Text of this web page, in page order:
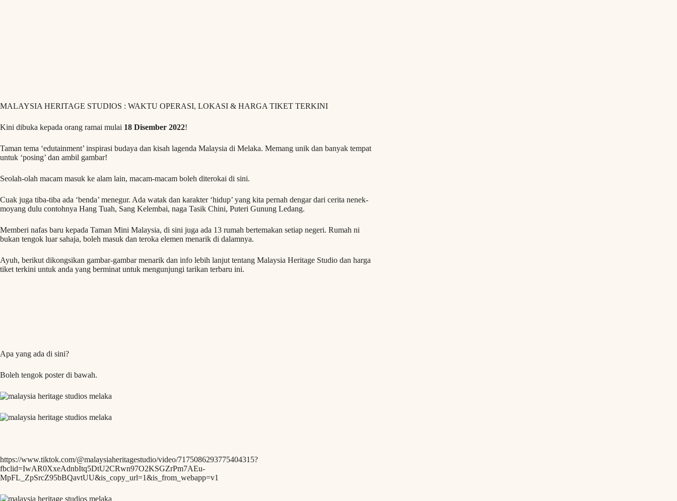
MALAYSIA HERITAGE STUDIOS : WAKTU OPERASI, LOKASI & HARGA TIKET TERKINI
Kini dibuka kepada orang ramai mulai 18 Disember 2022!
Taman tema ‘edutainment’ inspirasi budaya dan kisah lagenda Malaysia di Melaka. Memang unik dan banyak tempat
untuk ‘posing’ dan ambil gambar!
Seolah-olah macam masuk ke alam lain, macam-macam boleh diterokai di sini.
Cuak juga tiba-tiba ada ‘benda’ menegur. Ada watak dan karakter ‘hidup’ yang kita pernah dengar dari cerita nenek-
moyang dulu contohnya Hang Tuah, Sang Kelembai, naga Tasik Chini, Puteri Gunung Ledang.
Memberi nafas baru kepada Taman Mini Malaysia, di sini juga ada 13 rumah bertemakan setiap negeri. Rumah ni
bukan tengok luar sahaja, boleh masuk dan teroka elemen menarik di dalamnya.
Ayuh, berikut dikongsikan gambar-gambar menarik dan info lebih lanjut tentang Malaysia Heritage Studio dan harga
tiket terkini untuk anda yang berminat untuk mengunjungi tarikan terbaru ini.
Apa yang ada di sini?
Boleh tengok poster di bawah.
https://www.tiktok.com/@malaysiaheritagestudio/video/7175086293775404315?
fbclid=IwAR0XxeAdnbItq5DtU2CRwn97O2KSGZrPm7AEu-
MpFL_ZpSrcZ95bBQavtUU&is_copy_url=1&is_from_webapp=v1